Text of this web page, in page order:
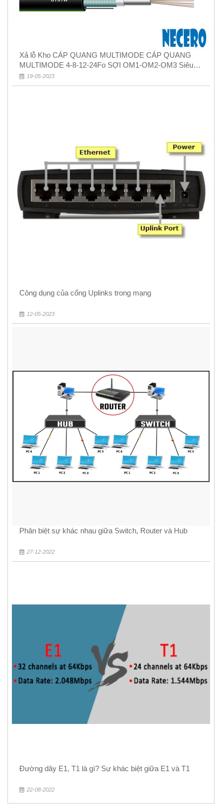
Xả lỗ Kho CÁP QUANG MULTIMODE CÁP QUANG
MULTIMODE 4-8-12-24Fo SỢI OM1-OM2-OM3 Siêu
Rẻ 5k
19-05-2023
Công dụng của cổng Uplinks trong mạng
12-05-2023
Phân biệt sự khác nhau giữa Switch, Router và Hub
27-12-2022
Đường dây E1, T1 là gì? Sự khác biệt giữa E1 và T1
22-08-2022